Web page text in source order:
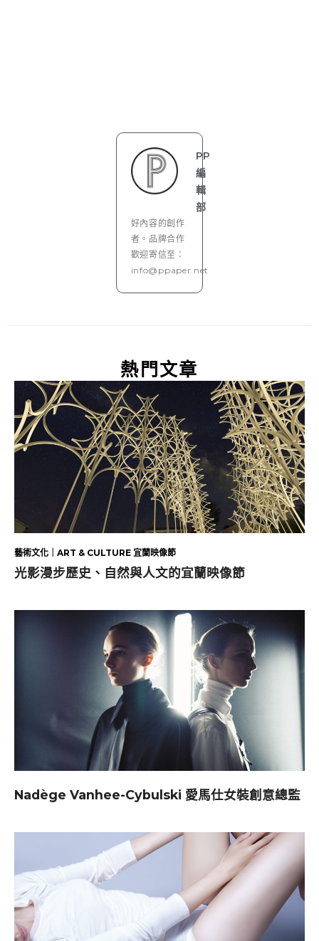
PP
編
輯
部
好內容的創作
者。品牌合作
歡迎寄信至：
info@ppaper.net
熱門文章
藝術文化｜ART & CULTURE 宜蘭映像節
光影漫步歷史、自然與人文的宜蘭映像節
Nadège Vanhee-Cybulski 愛馬仕女裝創意總監